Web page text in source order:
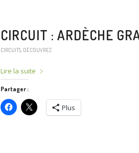
CIRCUIT : ARDÈCHE
CIRCUITS DÉCOUVREZ
Lire la suite
Partager :
Plus